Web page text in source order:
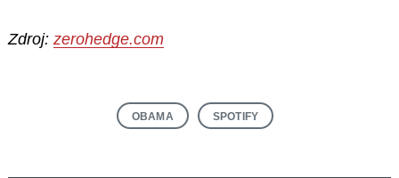
Zdroj: zerohedge.com
OBAMA SPOTIFY